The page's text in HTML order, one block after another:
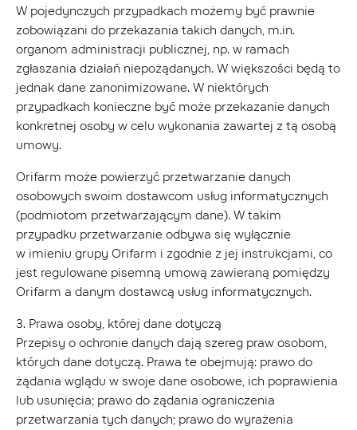
W pojedynczych przypadkach możemy być prawnie
zobowiązani do przekazania takich danych, m.in.
organom administracji publicznej, np. w ramach
zgłaszania działań niepożądanych. W większości będą to
jednak dane zanonimizowane. W niektórych
przypadkach konieczne być może przekazanie danych
konkretnej osoby w celu wykonania zawartej z tą osobą
umowy.
Orifarm może powierzyć przetwarzanie danych
osobowych swoim dostawcom usług informatycznych
(podmiotom przetwarzającym dane). W takim
przypadku przetwarzanie odbywa się wyłącznie
w imieniu grupy Orifarm i zgodnie z jej instrukcjami, co
jest regulowane pisemną umową zawieraną pomiędzy
Orifarm a danym dostawcą usług informatycznych.
3. Prawa osoby, której dane dotyczą
Przepisy o ochronie danych dają szereg praw osobom,
których dane dotyczą. Prawa te obejmują: prawo do
żądania wglądu w swoje dane osobowe, ich poprawienia
lub usunięcia; prawo do żądania ograniczenia
przetwarzania tych danych; prawo do wyrażenia